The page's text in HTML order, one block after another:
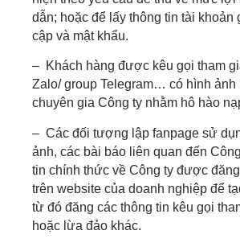
dẫn; hoặc để lấy thông tin tài khoản
cập và mật khẩu.
– Khách hàng được kêu gọi tham
Zalo/ group Telegram… có hình ảnh
chuyên gia Công ty nhằm hô hào
– Các đối tượng lập fanpage sử
ảnh, các bài báo liên quan đến
tin chính thức về Công ty được
trên website của doanh nghiệp để
từ đó đăng các thông tin kêu gọi
hoặc lừa đảo khác.